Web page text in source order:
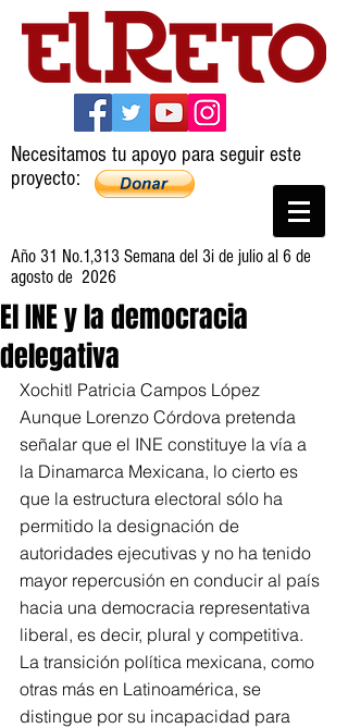
Necesitamos tu apoyo para seguir este
proyecto:
Año 31 No.1,313 Semana del 3i de julio al 6 de
agosto de 2026
El INE y la democracia
delegativa
Xochitl Patricia Campos López
Aunque Lorenzo Córdova pretenda
señalar que el INE constituye la vía a
la Dinamarca Mexicana, lo cierto es
que la estructura electoral sólo ha
permitido la designación de
autoridades ejecutivas y no ha tenido
mayor repercusión en conducir al país
hacia una democracia representativa
liberal, es decir, plural y competitiva.
La transición política mexicana, como
otras más en Latinoamérica, se
distingue por su incapacidad para